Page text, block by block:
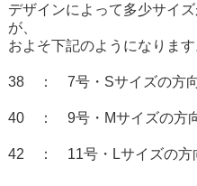
デザインによって多少サイ
が、
およそ下記のようになりま
38： 7号・Sサイズの方
40： 9号・Mサイズの方
42 ： 11号・Lサイズの方